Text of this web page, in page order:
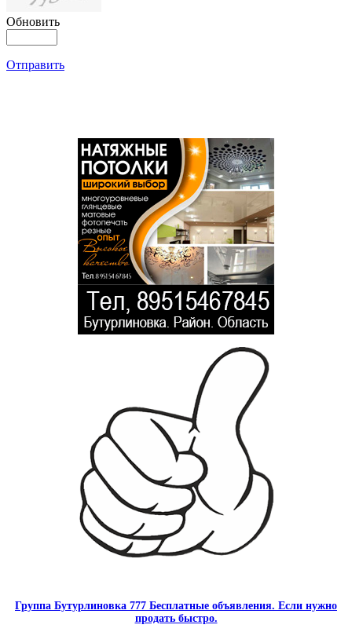
Обновить
Отправить
Группа Бутурлиновка 777 Бесплатные объявления. Если нужно
продать быстро.